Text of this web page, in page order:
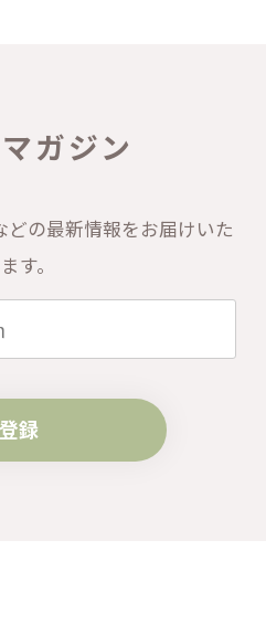
ガジン
の最新情報をお届けいた
す。
登録